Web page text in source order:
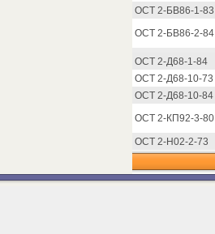
ОСТ 2-БВ86-1-83
ОСТ 2-БВ86-2-84
ОСТ 2-Д68-1-84
ОСТ 2-Д68-10-73
ОСТ 2-Д68-10-84
ОСТ 2-КП92-3-80
ОСТ 2-Н02-2-73